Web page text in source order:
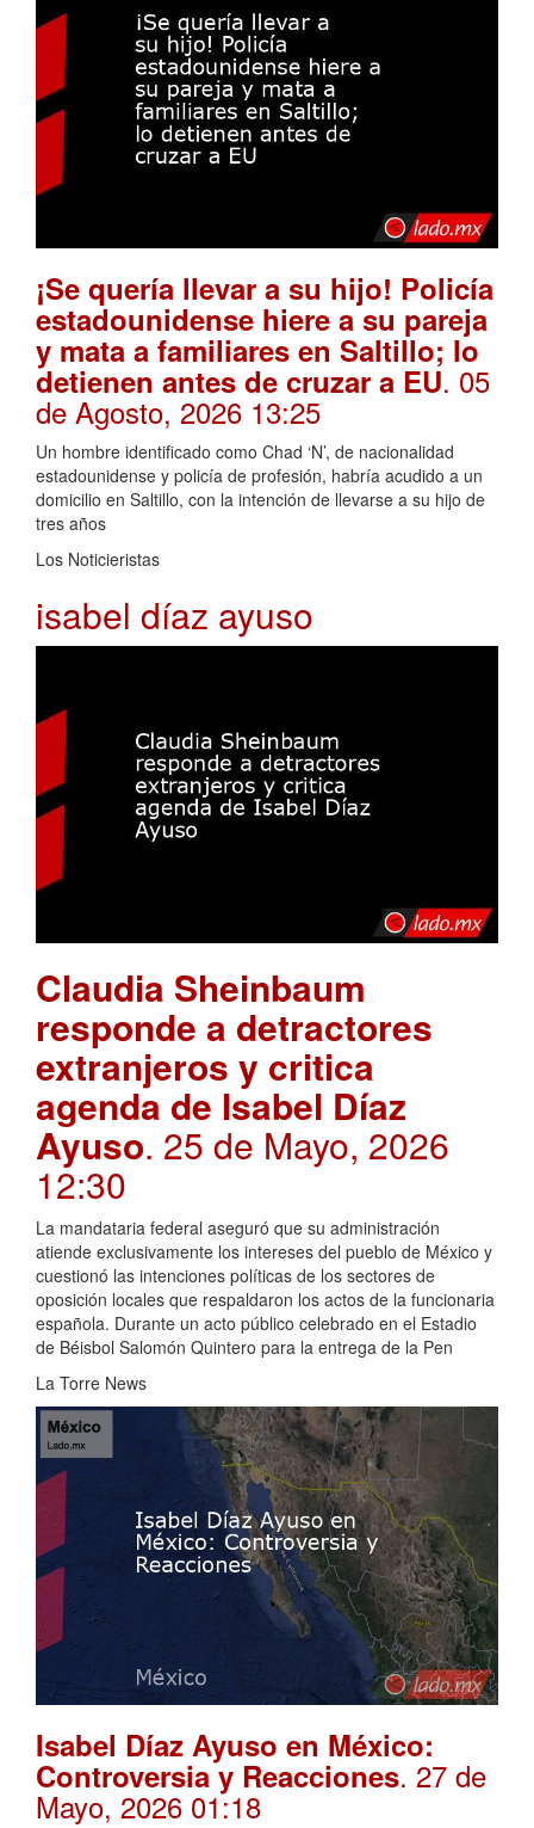
¡Se quería llevar a su hijo! Policía
estadounidense hiere a su pareja
y mata a familiares en Saltillo; lo
detienen antes de cruzar a EU. 05
de Agosto, 2026 13:25
Un hombre identificado como Chad ‘N’, de nacionalidad
estadounidense y policía de profesión, habría acudido a un
domicilio en Saltillo, con la intención de llevarse a su hijo de
tres años
Los Noticieristas
isabel díaz ayuso
Claudia Sheinbaum
responde a detractores
extranjeros y critica
agenda de Isabel Díaz
Ayuso. 25 de Mayo, 2026
12:30
La mandataria federal aseguró que su administración
atiende exclusivamente los intereses del pueblo de México y
cuestionó las intenciones políticas de los sectores de
oposición locales que respaldaron los actos de la funcionaria
española. Durante un acto público celebrado en el Estadio
de Béisbol Salomón Quintero para la entrega de la Pen
La Torre News
Isabel Díaz Ayuso en México:
Controversia y Reacciones. 27 de
Mayo, 2026 01:18